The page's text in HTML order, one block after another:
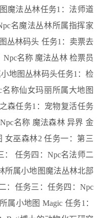
魔法丛林任务1：法师道
名魔法丛林所属指挥家
丛林码头 任务1：卖票去
名称 魔法丛林 检票员
地图丛林码头任务1：检
称仙女玛丽所属大地图
森任务1：宠物复活任务
名称 魔法森林 异界 金
女巫森林2 任务一：第三
： 任务四：Npc名法师二
所属小地图魔法丛林北部
：任务三：任务四：Npc
属小地图 Magic 任务1：